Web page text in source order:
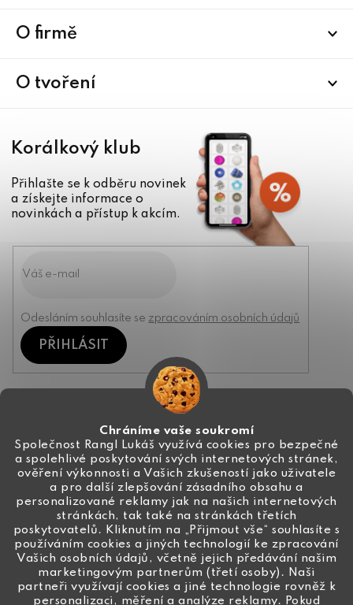
Chráníme vaše soukromí
Společnost Rangl Lukáš využívá cookies pro bezpečné
a spolehlivé poskytování svých internetových stránek,
ověření výkonnosti a Vašich zkušeností jako uživatele
a pro další zlepšování zásadního obsahu a
personalizované reklamy jak na našich internetových
stránkách, tak také na stránkách třetích
poskytovatelů. Kliknutím na „Přijmout vše“ souhlasíte s
používáním cookies a jiných technologií ke zpracování
Vašich osobních údajů, včetně jejich předávání našim
marketingovým partnerům (třetí osoby). Naši
partneři využívají cookies a jiné technologie rovněž k
personalizaci, měření a analýze reklamy. Pokud
O firmě
O tvoření
Korálkový klub
Přihlašte se k odběru novinek
a získejte informace o
novinkách a přístup k akcím.
Odesláním souhlasíte se zpracováním osobních údajů
PŘIHLÁSIT
info@ceske-koralky.cz
+420 774 444 191